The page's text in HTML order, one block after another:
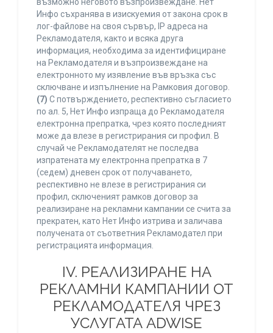
възможно неговото възпроизвеждане. Нет
Инфо съхранява в изискуемия от закона срок в
лог-файлове на своя сървър, IP адреса на
Рекламодателя, както и всяка друга
информация, необходима за идентифициране
на Рекламодателя и възпроизвеждане на
електронното му изявление във връзка със
сключване и изпълнение на Рамковия договор.
(7) С потвърждението, респективно съгласието
по ал. 5, Нет Инфо изпраща до Рекламодателя
електронна препратка, чрез която последният
може да влезе в регистрирания си профил. В
случай че Рекламодателят не последва
изпратената му електронна препратка в 7
(седем) дневен срок от получаването,
респективно не влезе в регистрирания си
профил, сключеният рамков договор за
реализиране на рекламни кампании се счита за
прекратен, като Нет Инфо изтрива и заличава
получената от съответния Рекламодател при
регистрацията информация.
IV. РЕАЛИЗИРАНЕ НА
РЕКЛАМНИ КАМПАНИИ ОТ
РЕКЛАМОДАТЕЛЯ ЧРЕЗ
УСЛУГАТА ADWISE